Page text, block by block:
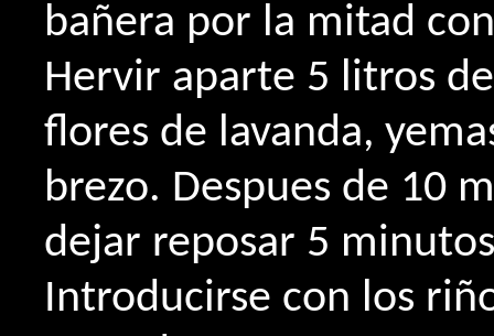
bañera por la mitad
Hervir aparte 5 litros
flores de lavanda,
brezo. Despues de 10
dejar reposar 5
Introducirse con los